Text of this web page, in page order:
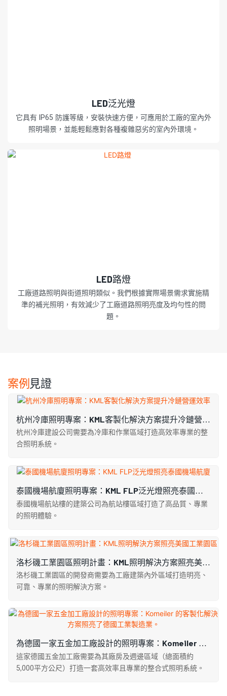
LED泛光燈
它具有 IP65 防護等級，安裝快速方便，可應用於工廠的室內外
照明場景，並能輕鬆應對各種複雜惡劣的室內外環境。
LED路燈
工廠道路照明與街道照明類似。我們根據實際場景需求實施精
準的補光照明，有效減少了工廠道路照明亮度及均勻性的問
題。
案例見證
杭州冷庫照明專案：KML客製化解決方案提升冷鏈營運
效率
杭州冷庫建設公司需要為冷庫​​和作業區域打造高效率專業的整
合照明系統。
泰國機場航廈照明專案：KML FLP泛光燈照亮泰國機
場航廈
泰國機場航站樓的建築公司為航站樓區域打造了高品質、專業
的照明體驗。
洛杉磯工業園區照明計畫：KML照明解決方案照亮美國
工業園區
洛杉磯工業園區的開發商需要為工廠建築內外區域打造明亮、
可靠、專業的照明解決方案。
為德國一家五金加工廠設計的照明專案：Komeiler 的
客製化解決方案照亮了德國工業製造業。
這家德國五金加工廠需要為其廠房及週邊區域（總面積約
5,000平方公尺）打造一套高效率且專業的整合式照明系統。